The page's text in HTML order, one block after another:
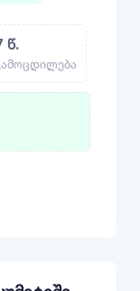
წ.